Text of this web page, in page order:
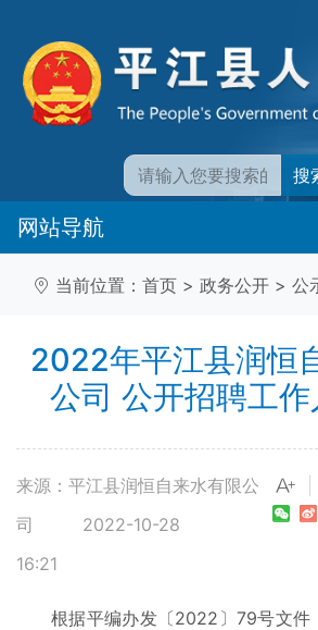
搜
网站导航
当前位置： 首页 > 政务公开 > 公
2022年平江县润恒
公司 公开招聘工
来源：平江县润恒自来水有限公
司
2022-10-28
16:21
根据平编办发〔2022〕79号文件